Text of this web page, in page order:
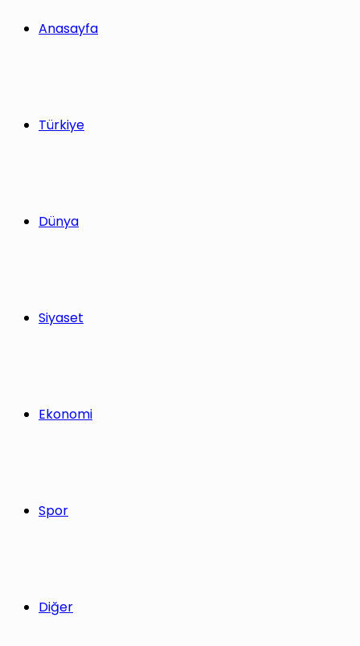
Anasayfa
Türkiye
Dünya
Siyaset
Ekonomi
Spor
Diğer